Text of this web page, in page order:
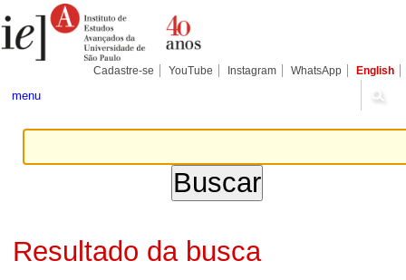
para
conteúdo.
Pessoais
Cadastre-se YouTube Instagram WhatsApp English
menu
Resultado da busca